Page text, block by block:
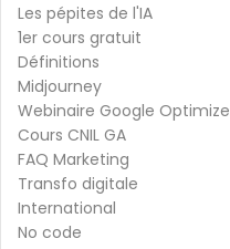
Les pépites de l'IA
1er cours gratuit
Définitions
Midjourney
Webinaire Google Optimize
Cours CNIL GA
FAQ Marketing
Transfo digitale
International
No code